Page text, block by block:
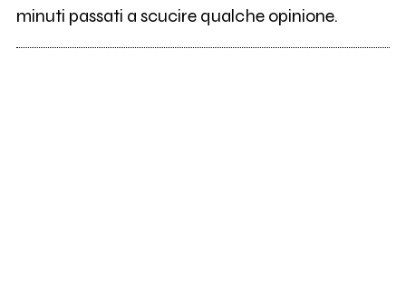
minuti passati a scucire qualche opinione.